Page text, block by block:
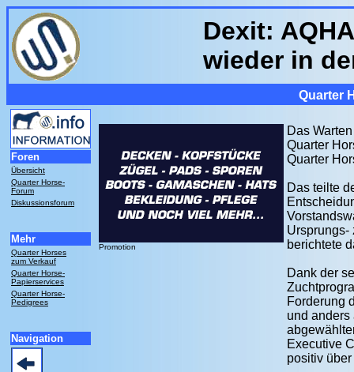
Dexit:
wieder in
Quarter
Foren
Übersicht
Quarter Horse-
Forum
Diskussionsforum
Mehr
Quarter Horses
zum Verkauf
Quarter Horse-
Papierservices
Quarter Horse-
Pedigrees
Navigation
Promotion
Das
Quarter
Quarter
Das teilte
Ursprungs-
berichtete
Dank der
Forderung
und anders
Executive
positiv